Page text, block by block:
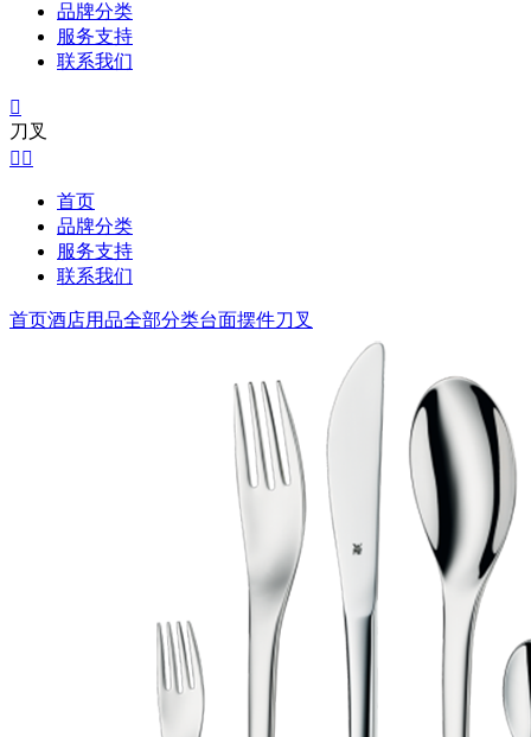
品牌分类
服务支持
联系我们

刀叉
 
首页
品牌分类
服务支持
联系我们
首页酒店用品全部分类台面摆件刀叉